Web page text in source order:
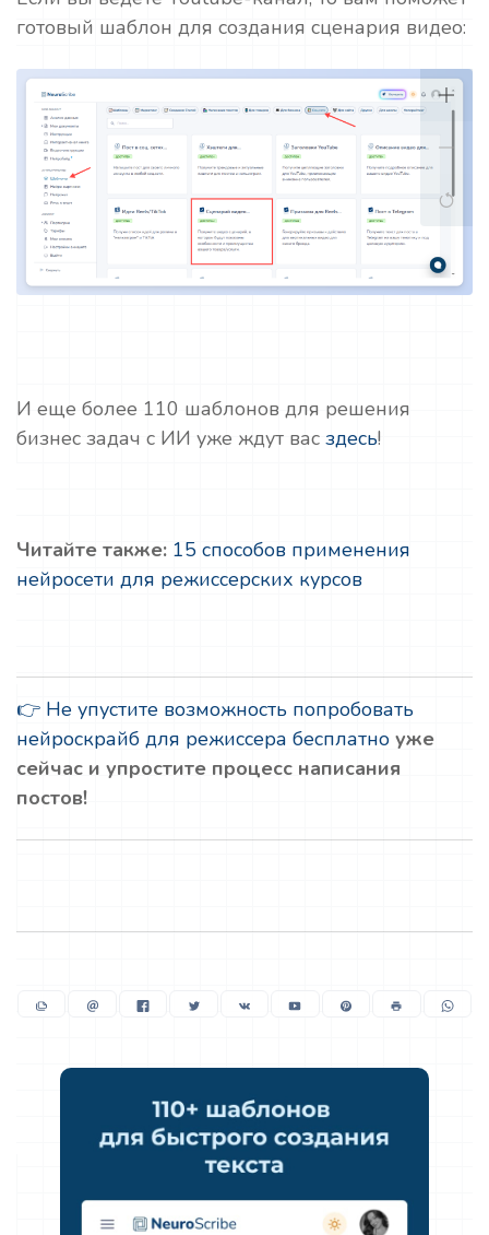
готовый шаблон для создания сценария видео:
И еще более 110 шаблонов для решения
бизнес задач с ИИ уже ждут вас здесь!
Читайте также: 15 способов применения
нейросети для режиссерских курсов
👉 Не упустите возможность попробовать
нейроскрайб для режиссера бесплатно уже
сейчас и упростите процесс написания
постов!